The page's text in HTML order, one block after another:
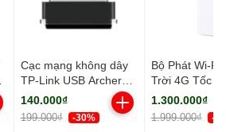
Cạc mạng không dây
TP-Link USB Archer
TX1U Nano (Chuẩn
AX/ AX300Mbps)
140.000₫
199.000₫ -30%
Bộ Phát Wi-Fi
Trời 4G Tốc
Mbps TP-Link
MR100-
1.300.000₫
1.999.000₫ -